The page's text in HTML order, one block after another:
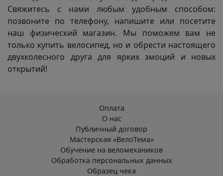
Свяжитесь с нами любым удобным способом:
позвоните по телефону, напишите или посетите
наш физический магазин. Мы поможем вам не
только купить велосипед, но и обрести настоящего
двухколесного друга для ярких эмоций и новых
открытий!
Оплата
О нас
Публичный договор
Мастерская «ВелоТема»
Обучение на веломехаников
Обработка персональных данных
Образец чека